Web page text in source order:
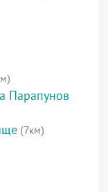
Парапунов
(7км)